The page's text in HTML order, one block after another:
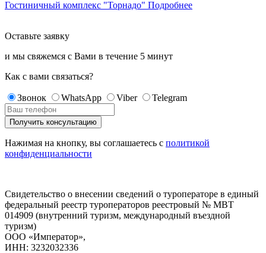
Гостиничный комплекс "Торнадо" Подробнее
Оставьте заявку
и мы свяжемся с Вами в течение 5 минут
Как с вами связаться?
Звонок WhatsApp Viber Telegram
Нажимая на кнопку, вы соглашаетесь с политикой
конфиденциальности
Свидетельство о внесении сведений о туроператоре в единый
федеральный реестр туроператоров реестровый № МВТ
014909 (внутренний туризм, международный въездной
туризм)
ООО «Император»,
ИНН: 3232032336